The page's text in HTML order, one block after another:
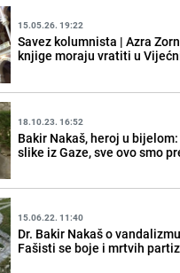
15.05.26. 19:22
Savez kolumnista | Azra
knjige moraju vratiti u
18.10.23. 16:52
Bakir Nakaš, heroj u
slike iz Gaze, sve ovo smo
15.06.22. 11:40
Dr. Bakir Nakaš o
Fašisti se boje i mrtvih